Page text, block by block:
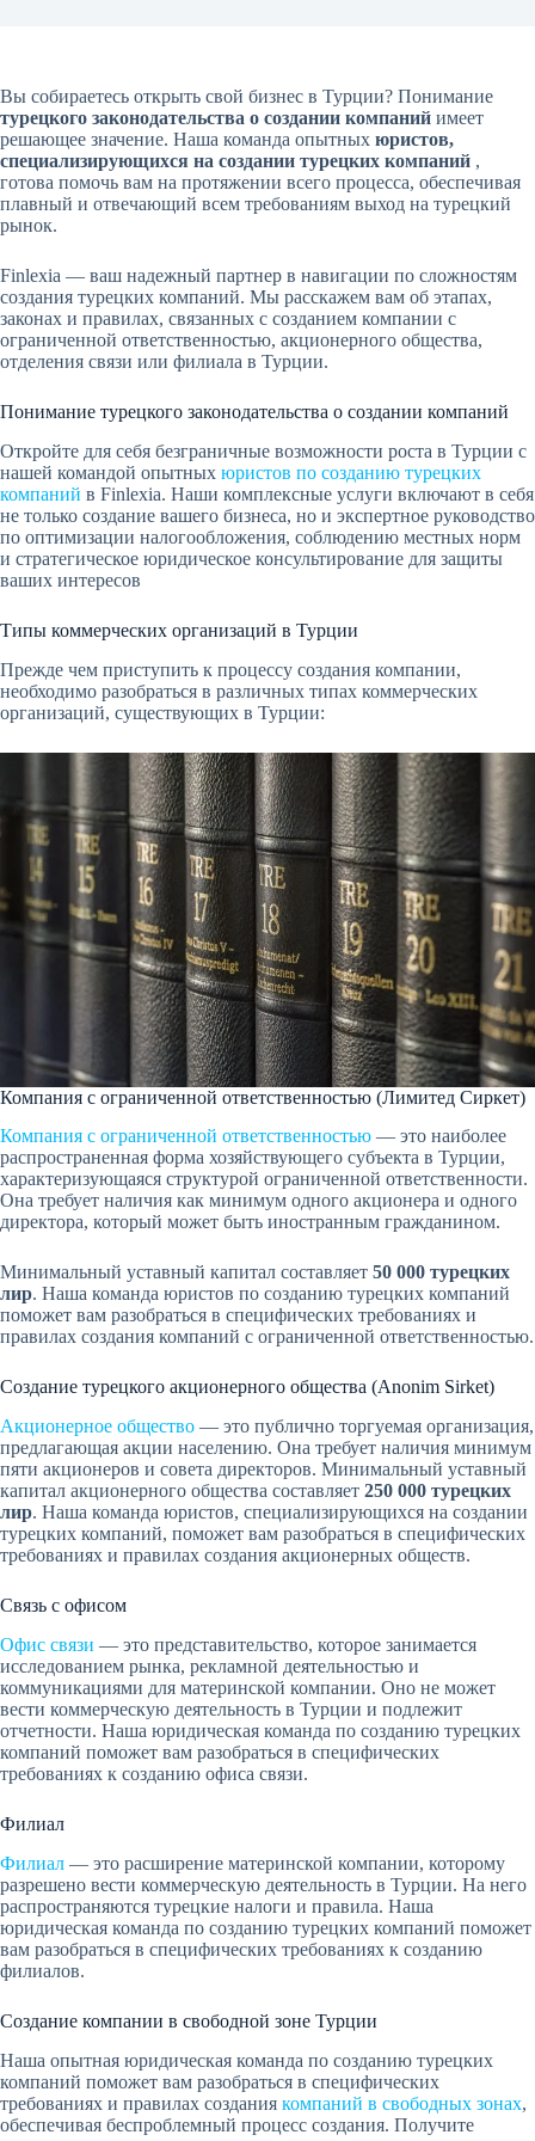
Вы собираетесь открыть свой бизнес в Турции? Понимание
турецкого законодательства о создании компаний имеет
решающее значение. Наша команда опытных юристов,
специализирующихся на создании турецких компаний ,
готова помочь вам на протяжении всего процесса, обеспечивая
плавный и отвечающий всем требованиям выход на турецкий
рынок.
Finlexia — ваш надежный партнер в навигации по сложностям
создания турецких компаний. Мы расскажем вам об этапах,
законах и правилах, связанных с созданием компании с
ограниченной ответственностью, акционерного общества,
отделения связи или филиала в Турции.
Понимание турецкого законодательства о создании компаний
Откройте для себя безграничные возможности роста в Турции с
нашей командой опытных юристов по созданию турецких
компаний в Finlexia. Наши комплексные услуги включают в себя
не только создание вашего бизнеса, но и экспертное руководство
по оптимизации налогообложения, соблюдению местных норм
и стратегическое юридическое консультирование для защиты
ваших интересов
Типы коммерческих организаций в Турции
Прежде чем приступить к процессу создания компании,
необходимо разобраться в различных типах коммерческих
организаций, существующих в Турции:
Компания с ограниченной ответственностью (Лимитед Сиркет)
Компания с ограниченной ответственностью — это наиболее
распространенная форма хозяйствующего субъекта в Турции,
характеризующаяся структурой ограниченной ответственности.
Она требует наличия как минимум одного акционера и одного
директора, который может быть иностранным гражданином.
Минимальный уставный капитал составляет 50 000 турецких
лир. Наша команда юристов по созданию турецких компаний
поможет вам разобраться в специфических требованиях и
правилах создания компаний с ограниченной ответственностью.
Создание турецкого акционерного общества (Anonim Sirket)
Акционерное общество — это публично торгуемая организация,
предлагающая акции населению. Она требует наличия минимум
пяти акционеров и совета директоров. Минимальный уставный
капитал акционерного общества составляет 250 000 турецких
лир. Наша команда юристов, специализирующихся на создании
турецких компаний, поможет вам разобраться в специфических
требованиях и правилах создания акционерных обществ.
Связь с офисом
Офис связи — это представительство, которое занимается
исследованием рынка, рекламной деятельностью и
коммуникациями для материнской компании. Оно не может
вести коммерческую деятельность в Турции и подлежит
отчетности. Наша юридическая команда по созданию турецких
компаний поможет вам разобраться в специфических
требованиях к созданию офиса связи.
Филиал
Филиал — это расширение материнской компании, которому
разрешено вести коммерческую деятельность в Турции. На него
распространяются турецкие налоги и правила. Наша
юридическая команда по созданию турецких компаний поможет
вам разобраться в специфических требованиях к созданию
филиалов.
Создание компании в свободной зоне Турции
Наша опытная юридическая команда по созданию турецких
компаний поможет вам разобраться в специфических
требованиях и правилах создания компаний в свободных зонах,
обеспечивая беспроблемный процесс создания. Получите